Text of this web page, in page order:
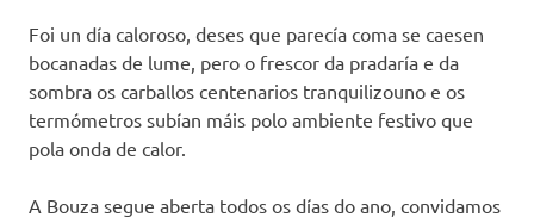
Foi un día caloroso, deses que parecía coma se caesen
bocanadas de lume, pero o frescor da pradaría e da
sombra os carballos centenarios tranquilizouno e os
termómetros subían máis polo ambiente festivo que
pola onda de calor.
A Bouza segue aberta todos os días do ano, convidamos